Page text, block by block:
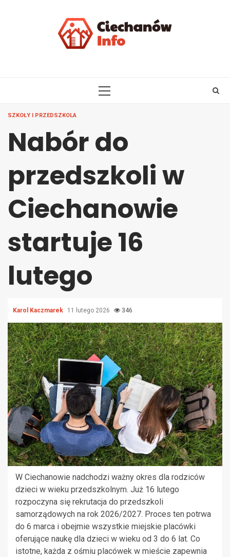
PRIMARY
SZKOŁY I PRZEDSZKOLA
Nabór do
przedszkoli w
Ciechanowie
startuje 16
lutego
Karol Kaczmarek 11 lutego 2026 346
W Ciechanowie nadchodzi ważny okres dla rodziców
dzieci w wieku przedszkolnym. Już 16 lutego
rozpoczyna się rekrutacja do przedszkoli
samorządowych na rok 2026/2027. Proces ten potrwa
do 6 marca i obejmie wszystkie miejskie placówki
oferujące naukę dla dzieci w wieku od 3 do 6 lat. Co
istotne, każda z ośmiu placówek w mieście zapewnia